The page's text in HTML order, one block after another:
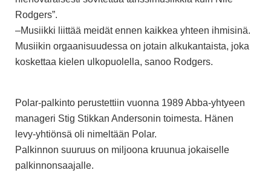
Rodgers”.
–Musiikki liittää meidät ennen kaikkea yhteen ihmisinä.
Musiikin orgaanisuudessa on jotain alkukantaista, joka
koskettaa kielen ulkopuolella, sanoo Rodgers.
Polar-palkinto perustettiin vuonna 1989 Abba-yhtyeen
manageri Stig Stikkan Andersonin toimesta. Hänen
levy-yhtiönsä oli nimeltään Polar.
Palkinnon suuruus on miljoona kruunua jokaiselle
palkinnonsaajalle.